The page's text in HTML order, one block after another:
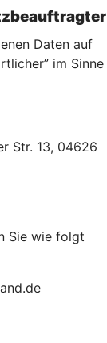
Daten auf
im Sinne
Str. 13, 04626
Sie wie folgt